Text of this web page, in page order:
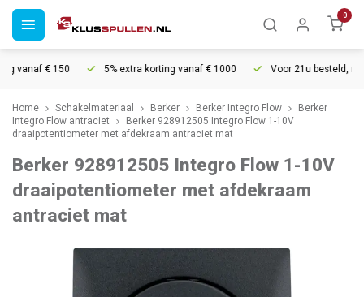
0
vanaf € 150 5% extra korting vanaf € 1000 Voor 21u besteld,
Home Schakelmateriaal Berker Berker Integro Flow
Berker
Integro Flow antraciet
Berker 928912505 Integro Flow 1-10V
draaipotentiometer met afdekraam antraciet mat
Berker 928912505 Integro Flow 1-10V
draaipotentiometer met afdekraam
antraciet mat